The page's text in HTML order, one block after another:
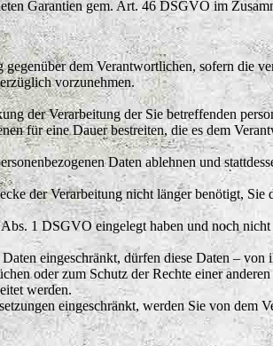
Garantien gem. Art. 46 DSGVO im
dem Verantwortlichen, sofern die
vorzunehmen.
der Verarbeitung der Sie betreffenden
für eine Dauer bestreiten, die es dem
Daten ablehnen und
der Verarbeitung nicht länger benötigt,
1 DSGVO eingelegt haben und noch
eingeschränkt, dürfen diese Daten –
oder zum Schutz der Rechte einer
werden.
eingeschränkt, werden Sie von